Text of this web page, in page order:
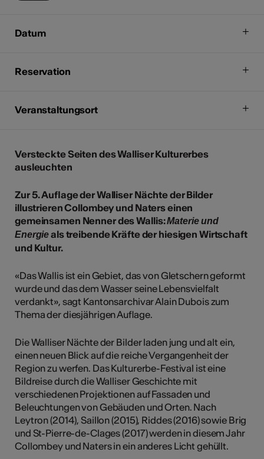
Datum
Reservation
Veranstaltungsort
Versteckte Seiten des Walliser Kulturerbes
ausleuchten
Zur 5. Auflage der Walliser Nächte der Bilder
illustrieren Collombey und Naters einen
gemeinsamen Nenner des Wallis:Materie und
Energieals treibende Kräfte der hiesigen Wirtschaft
und Kultur.
«Das Wallis ist ein Gebiet, das von Gletschern geformt
wurde und das dem Wasser seine Lebensvielfalt
verdankt», sagt Kantonsarchivar Alain Dubois zum
Thema der diesjährigen Auflage.
Die Walliser Nächte der Bilder laden jung und alt ein,
einen neuen Blick auf die reiche Vergangenheit der
Region zu werfen. Das Kulturerbe-Festival ist eine
Bildreise durch die Walliser Geschichte mit
verschiedenen Projektionen auf Fassaden und
Beleuchtungen von Gebäuden und Orten. Nach
Leytron (2014), Saillon (2015), Riddes (2016) sowie Brig
und St-Pierre-de-Clages (2017) werden in diesem Jahr
Collombey und Naters in ein anderes Licht gehüllt.